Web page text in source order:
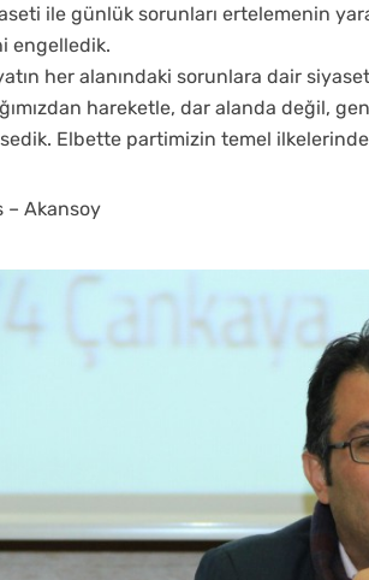
ile günlük sorunları ertelemenin
engelledik.
her alanındaki sorunlara dair
hareketle, dar alanda değil,
Elbette partimizin temel
– Akansoy